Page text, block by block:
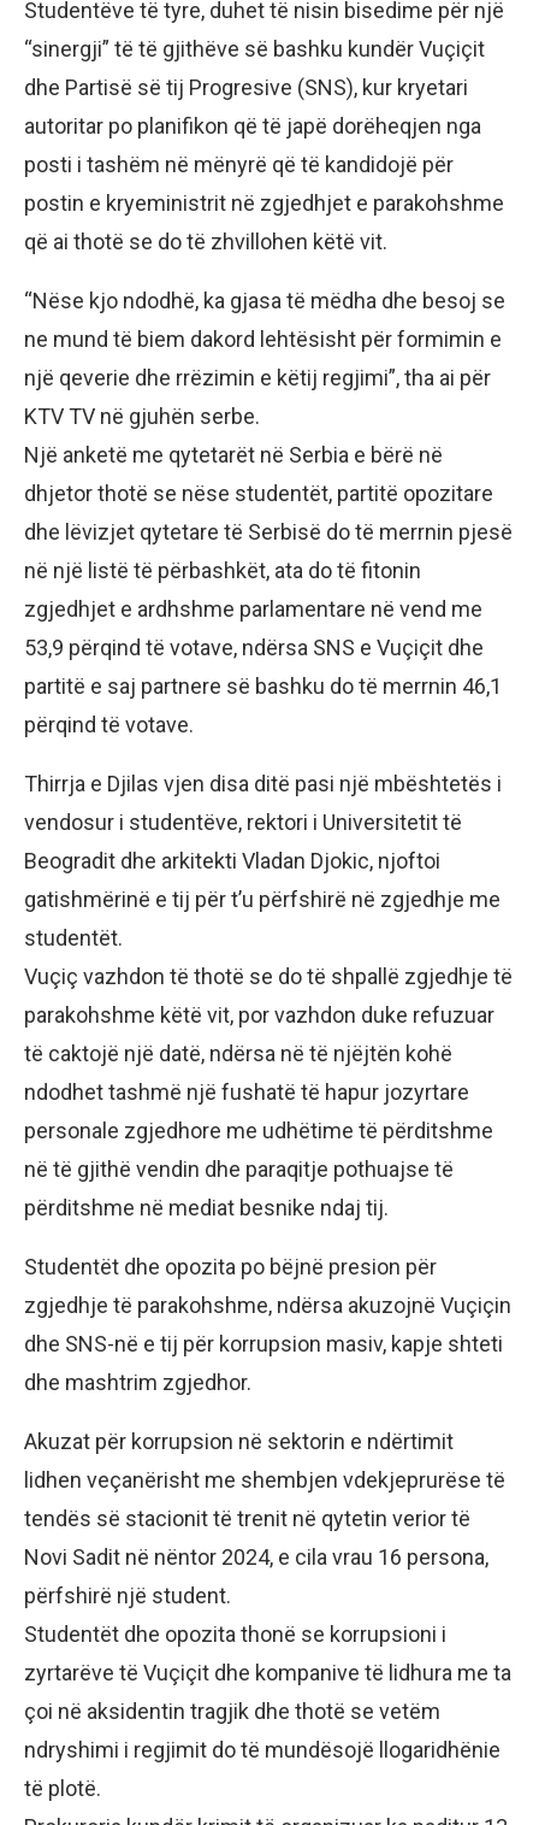
Studentëve të tyre, duhet të nisin bisedime për një
“sinergji” të të gjithëve së bashku kundër Vuçiçit
dhe Partisë së tij Progresive (SNS), kur kryetari
autoritar po planifikon që të japë dorëheqjen nga
posti i tashëm në mënyrë që të kandidojë për
postin e kryeministrit në zgjedhjet e parakohshme
që ai thotë se do të zhvillohen këtë vit.
“Nëse kjo ndodhë, ka gjasa të mëdha dhe besoj se
ne mund të biem dakord lehtësisht për formimin e
një qeverie dhe rrëzimin e këtij regjimi”, tha ai për
KTV TV në gjuhën serbe.
Një anketë me qytetarët në Serbia e bërë në
dhjetor thotë se nëse studentët, partitë opozitare
dhe lëvizjet qytetare të Serbisë do të merrnin pjesë
në një listë të përbashkët, ata do të fitonin
zgjedhjet e ardhshme parlamentare në vend me
53,9 përqind të votave, ndërsa SNS e Vuçiçit dhe
partitë e saj partnere së bashku do të merrnin 46,1
përqind të votave.
Thirrja e Djilas vjen disa ditë pasi një mbështetës i
vendosur i studentëve, rektori i Universitetit të
Beogradit dhe arkitekti Vladan Djokic, njoftoi
gatishmërinë e tij për t’u përfshirë në zgjedhje me
studentët.
Vuçiç vazhdon të thotë se do të shpallë zgjedhje të
parakohshme këtë vit, por vazhdon duke refuzuar
të caktojë një datë, ndërsa në të njëjtën kohë
ndodhet tashmë një fushatë të hapur jozyrtare
personale zgjedhore me udhëtime të përditshme
në të gjithë vendin dhe paraqitje pothuajse të
përditshme në mediat besnike ndaj tij.
Studentët dhe opozita po bëjnë presion për
zgjedhje të parakohshme, ndërsa akuzojnë Vuçiçin
dhe SNS-në e tij për korrupsion masiv, kapje shteti
dhe mashtrim zgjedhor.
Akuzat për korrupsion në sektorin e ndërtimit
lidhen veçanërisht me shembjen vdekjeprurëse të
tendës së stacionit të trenit në qytetin verior të
Novi Sadit në nëntor 2024, e cila vrau 16 persona,
përfshirë një student.
Studentët dhe opozita thonë se korrupsioni i
zyrtarëve të Vuçiçit dhe kompanive të lidhura me ta
çoi në aksidentin tragjik dhe thotë se vetëm
ndryshimi i regjimit do të mundësojë llogaridhënie
të plotë.